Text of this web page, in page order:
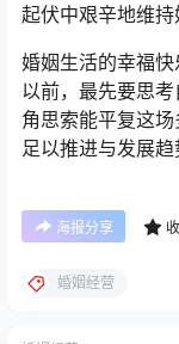
起伏中艰辛地维持
婚姻生活的幸福
以前，最先要思
角思索能平复这
足以推进与发展趋
海报分享
婚姻经营